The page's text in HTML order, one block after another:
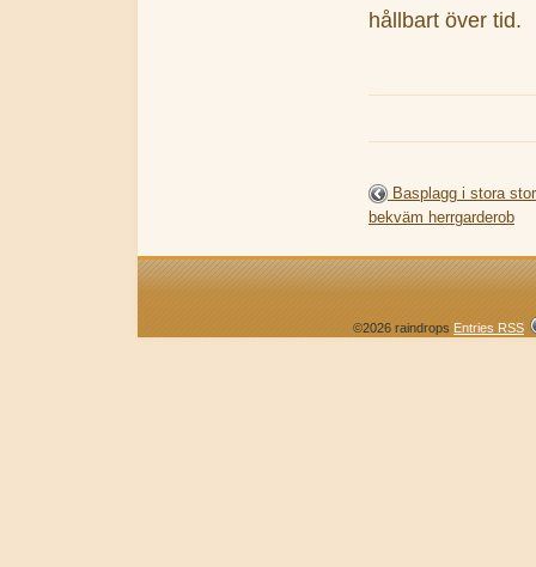
hållbart över tid.
Basplagg i stora
bekväm herrgarderob
©2026 raindrops Entries RSS